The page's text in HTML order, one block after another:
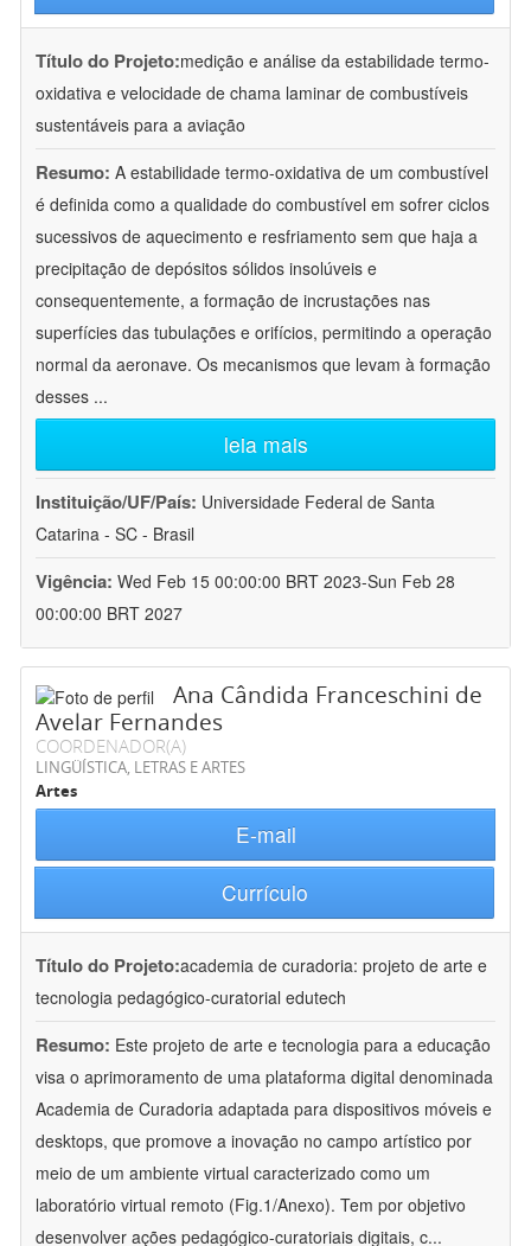
Título do Projeto:medição e análise da estabilidade termo-
oxidativa e velocidade de chama laminar de combustíveis
sustentáveis para a aviação
Resumo: A estabilidade termo-oxidativa de um combustível
é definida como a qualidade do combustível em sofrer ciclos
sucessivos de aquecimento e resfriamento sem que haja a
precipitação de depósitos sólidos insolúveis e
consequentemente, a formação de incrustações nas
superfícies das tubulações e orifícios, permitindo a operação
normal da aeronave. Os mecanismos que levam à formação
desses ...
leia mais
Instituição/UF/País: Universidade Federal de Santa
Catarina - SC - Brasil
Vigência: Wed Feb 15 00:00:00 BRT 2023-Sun Feb 28
00:00:00 BRT 2027
Ana Cândida Franceschini de
Avelar Fernandes
COORDENADOR(A)
LINGÜÍSTICA, LETRAS E ARTES
Artes
E-mail
Currículo
Título do Projeto:academia de curadoria: projeto de arte e
tecnologia pedagógico-curatorial edutech
Resumo: Este projeto de arte e tecnologia para a educação
visa o aprimoramento de uma plataforma digital denominada
Academia de Curadoria adaptada para dispositivos móveis e
desktops, que promove a inovação no campo artístico por
meio de um ambiente virtual caracterizado como um
laboratório virtual remoto (Fig.1/Anexo). Tem por objetivo
desenvolver ações pedagógico-curatoriais digitais, c...